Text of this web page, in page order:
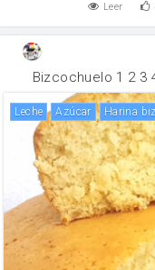
Leer
Bizcochuelo 1 2 3
leche Azúcar harina